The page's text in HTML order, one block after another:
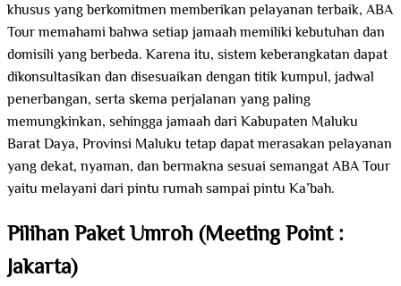
khusus yang berkomitmen memberikan pelayanan terbaik, ABA
Tour memahami bahwa setiap jamaah memiliki kebutuhan dan
domisili yang berbeda. Karena itu, sistem keberangkatan dapat
dikonsultasikan dan disesuaikan dengan titik kumpul, jadwal
penerbangan, serta skema perjalanan yang paling
memungkinkan, sehingga jamaah dari Kabupaten Maluku
Barat Daya, Provinsi Maluku tetap dapat merasakan pelayanan
yang dekat, nyaman, dan bermakna sesuai semangat ABA Tour
yaitu melayani dari pintu rumah sampai pintu Ka’bah.
Pilihan Paket Umroh (Meeting Point :
Jakarta)